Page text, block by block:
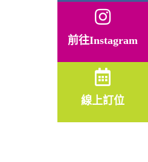
前往Instagram
線上訂位